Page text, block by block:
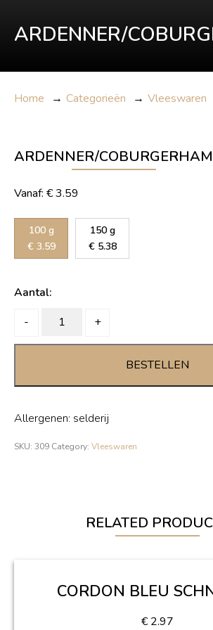
ARDENNER/
Home → Categorieën → Vleeswaren
ARDENNER/COBURGERHAM
Vanaf: €3.59
100 g
€ 3.59
150 g
€ 5.38
Aantal:
-
ARDENNER/COBURGERHAM
+
BESTELLEN
Allergenen: selderij
SKU: 309 Category: Vleeswaren
RELATED
CORDON BLEU
€ 2.97